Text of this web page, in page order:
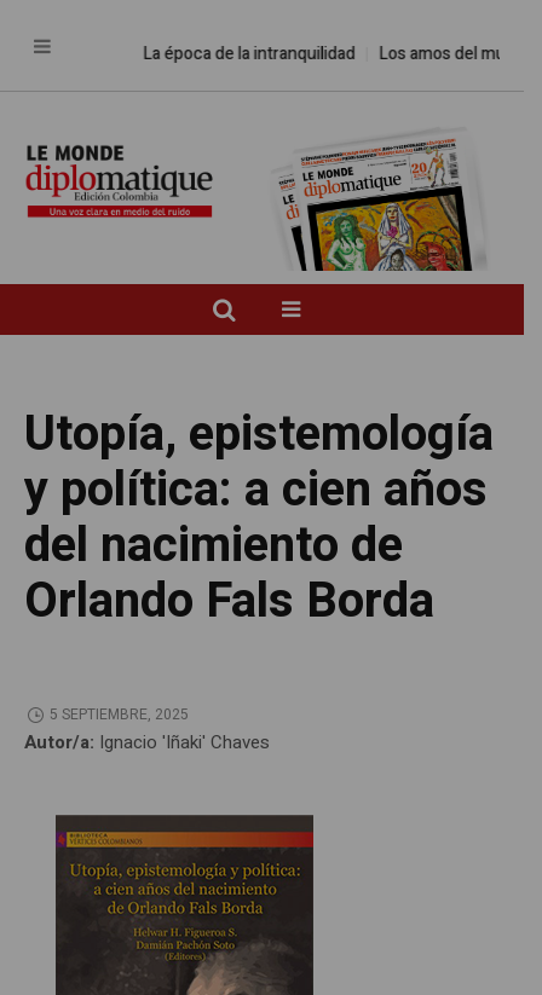
La época de la intranquilidad Los amos del mundo
Utopía, epistemología
y política: a cien años
del nacimiento de
Orlando Fals Borda
5 SEPTIEMBRE, 2025
Autor/a: Ignacio 'Iñaki' Chaves